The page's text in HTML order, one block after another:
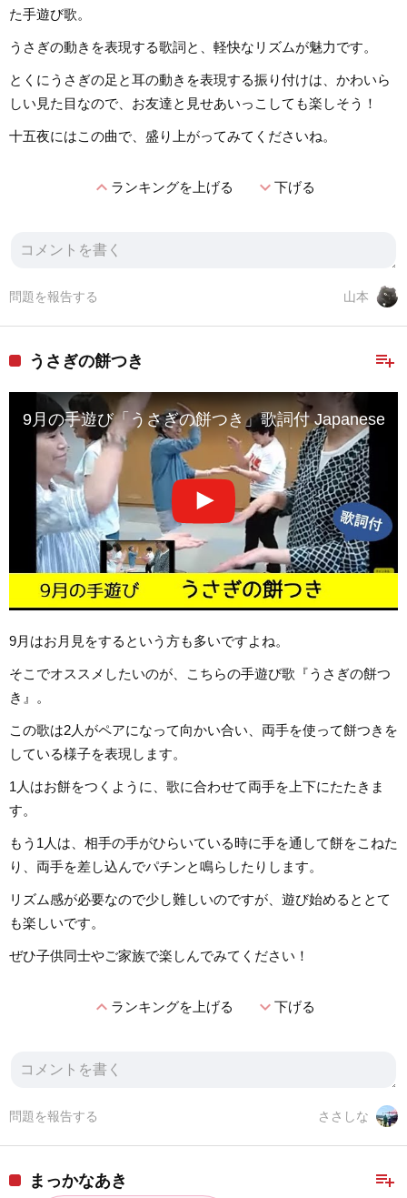
た手遊び歌。
うさぎの動きを表現する歌詞と、軽快なリズムが魅力です。
とくにうさぎの足と耳の動きを表現する振り付けは、かわいら
しい見た目なので、お友達と見せあいっこしても楽しそう！
十五夜にはこの曲で、盛り上がってみてくださいね。
expand_lessランキングを上げる expand_more下げる
山本
問題を報告する
playlist_add
うさぎの餅つき
9月の手遊び「うさぎの餅つき」歌詞付 Japanese
9月はお月見をするという方も多いですよね。
そこでオススメしたいのが、こちらの手遊び歌『うさぎの餅つ
き』。
この歌は2人がペアになって向かい合い、両手を使って餅つきを
している様子を表現します。
1人はお餅をつくように、歌に合わせて両手を上下にたたきま
す。
もう1人は、相手の手がひらいている時に手を通して餅をこねた
り、両手を差し込んでパチンと鳴らしたりします。
リズム感が必要なので少し難しいのですが、遊び始めるととて
も楽しいです。
ぜひ子供同士やご家族で楽しんでみてください！
expand_lessランキングを上げる expand_more下げる
ささしな
問題を報告する
playlist_add
まっかなあき